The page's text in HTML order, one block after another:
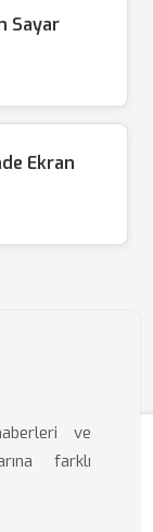
Sayar
Ekran
ve
farklı